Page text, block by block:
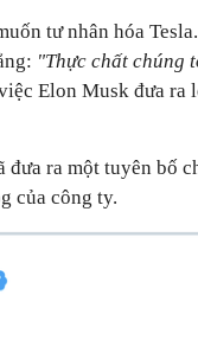
tư nhân hóa
"Thực chất chúng
Elon Musk đưa ra
đưa ra một tuyên bố
của công ty.